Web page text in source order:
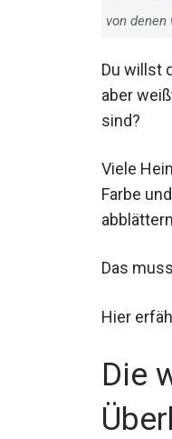
von
Du willst
aber
sind?
Viele
Farbe
Das
Hier
Die